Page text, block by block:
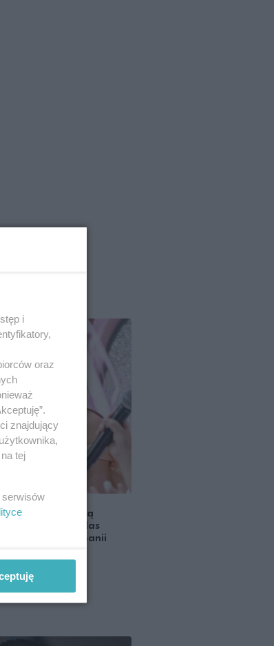
ambasadorką
makijażu Douglas
nowej kampanii
PROKOPOWICZ
i
oraz
znajdujący
tej
serwisów